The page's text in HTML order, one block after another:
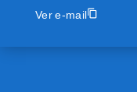
Ver e-mail